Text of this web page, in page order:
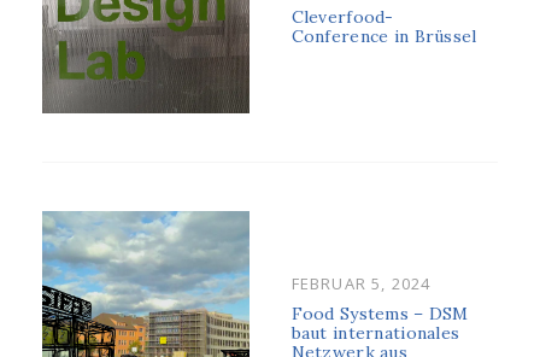
ON
Cleverfood-
Conference in Brüssel
POSTED
ON
FEBRUAR 5, 2024
Food Systems – DSM
baut internationales
Netzwerk aus